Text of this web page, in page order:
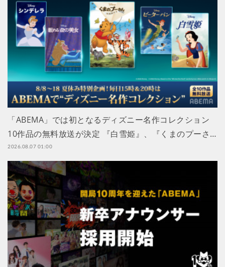
「ABEMA」では初となるディズニー名作コレクション
10作品の無料放送が決定 『白雪姫』、『くまのプーさ…
2026.08.07 01:00